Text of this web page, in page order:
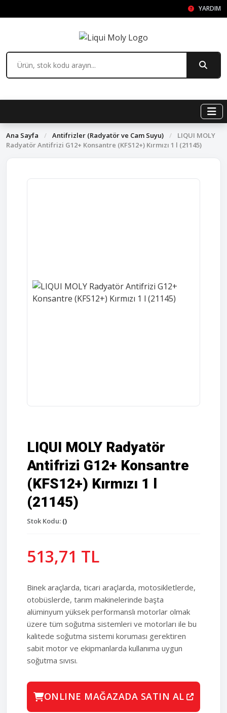
YARDIM
Ana Sayfa / Antifrizler (Radyatör ve Cam Suyu) /
LIQUI MOLY
Radyatör Antifrizi G12+ Konsantre (KFS12+) Kırmızı 1 l (21145)
LIQUI MOLY Radyatör
Antifrizi G12+ Konsantre
(KFS12+) Kırmızı 1 l
(21145)
Stok Kodu: ()
513,71 TL
Binek araçlarda, ticari araçlarda, motosikletlerde,
otobüslerde, tarım makinelerinde başta
alüminyum yüksek performanslı motorlar olmak
üzere tüm soğutma sistemleri ve motorları ile bu
kalitede soğutma sistemi koruması gerektiren
sabit motor ve ekipmanlarda kullanıma uygun
soğutma sıvısı.
ONLINE MAĞAZADA SATIN AL